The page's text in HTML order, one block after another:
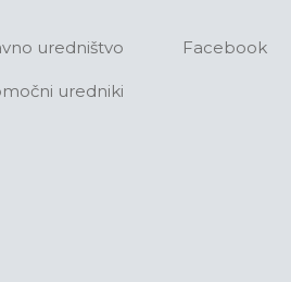
uredništvo
uredniki
Facebook